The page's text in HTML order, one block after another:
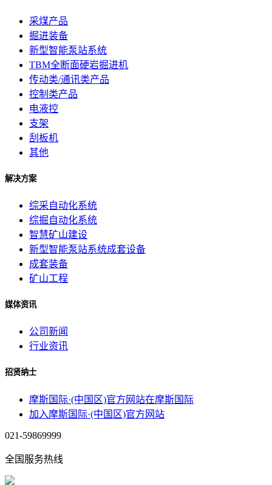
采煤产品
掘进装备
新型智能泵站系统
TBM全断面硬岩掘进机
传动类/通讯类产品
控制类产品
电液控
支架
刮板机
其他
解决方案
综采自动化系统
综掘自动化系统
智慧矿山建设
新型智能泵站系统成套设备
成套装备
矿山工程
媒体资讯
公司新闻
行业资讯
招贤纳士
摩斯国际·(中国区)官方网站在摩斯国际
加入摩斯国际·(中国区)官方网站
021-59869999
全国服务热线